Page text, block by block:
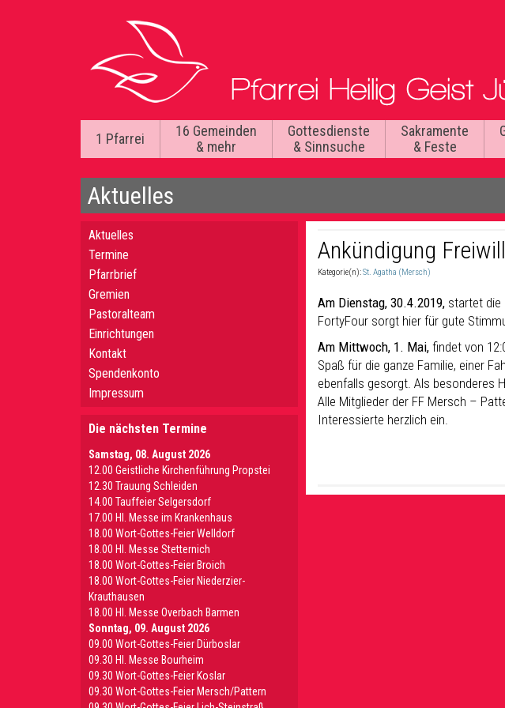
1 Pfarrei
16 Gemeinden
& mehr
Gottesdienste
& Sinnsuche
Sakramente
& Feste
Aktuelles
Ankündigung
Kategorie(n):St. Agatha (Mersch)
Am Dienstag, 30.4.2019, startet die
FortyFour sorgt hier für gute
Am Mittwoch, 1. Mai, findet von
Spaß für die ganze Familie, einer
ebenfalls gesorgt. Als besonderes
Alle Mitglieder der FF Mersch –
Interessierte herzlich ein.
Aktuelles
Termine
Pfarrbrief
Gremien
Pastoralteam
Einrichtungen
Kontakt
Spendenkonto
Impressum
Die nächsten Termine
Samstag, 08. August 2026
12.00 Geistliche Kirchenführung Propstei
12.30 Trauung Schleiden
14.00 Tauffeier Selgersdorf
17.00 Hl. Messe im Krankenhaus
18.00 Wort-Gottes-Feier Welldorf
18.00 Hl. Messe Stetternich
18.00 Wort-Gottes-Feier Broich
18.00 Wort-Gottes-Feier Niederzier-
Krauthausen
18.00 Hl. Messe Overbach Barmen
Sonntag, 09. August 2026
09.00 Wort-Gottes-Feier Dürboslar
09.30 HI. Messe Bourheim
09.30 Wort-Gottes-Feier Koslar
09.30 Wort-Gottes-Feier Mersch/Pattern